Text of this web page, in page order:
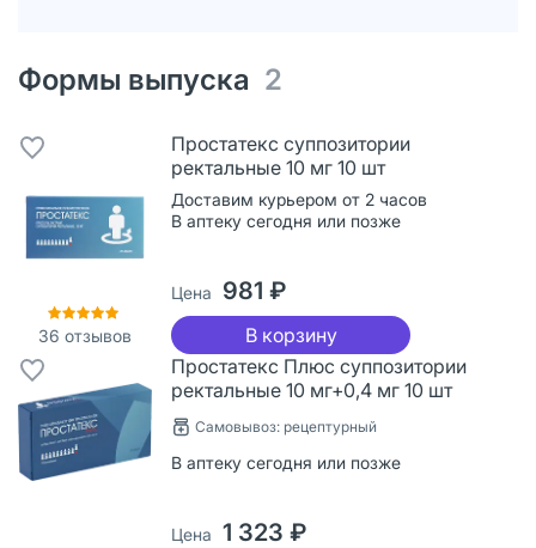
Формы выпуска 2
36 отзывов
Простатекс суппозитории
ректальные 10 мг 10 шт
Доставим курьером от 2 часов
В аптеку сегодня или позже
Цена 981 ₽
В корзину
Простатекс Плюс суппозитории
ректальные 10 мг+0,4 мг 10 шт
Самовывоз: рецептурный
В аптеку сегодня или позже
Цена 1 323 ₽